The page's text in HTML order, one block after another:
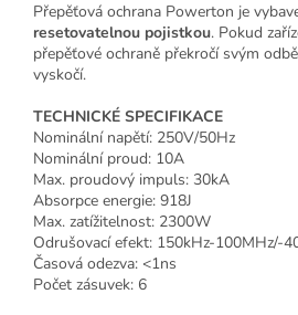
Přepěťová ochrana Powerton je
resetovatelnou pojistkou. Pokud
přepěťové ochraně překročí svým
vyskočí.
TECHNICKÉ SPECIFIKACE
Nominální napětí: 250V/50Hz
Nominální proud: 10A
Max. proudový impuls: 30kA
Absorpce energie: 918J
Max. zatížitelnost: 2300W
Odrušovací efekt: 150kHz-100MHz/-
Časová odezva: <1ns
Počet zásuvek: 6